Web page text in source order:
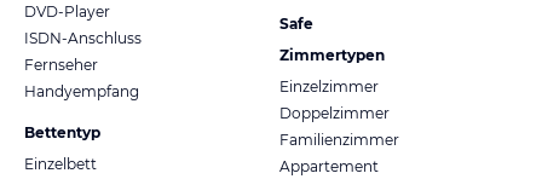
DVD-Player
ISDN-Anschluss
Fernseher
Handyempfang
Bettentyp
Einzelbett
Safe
Zimmertypen
Einzelzimmer
Doppelzimmer
Familienzimmer
Appartement